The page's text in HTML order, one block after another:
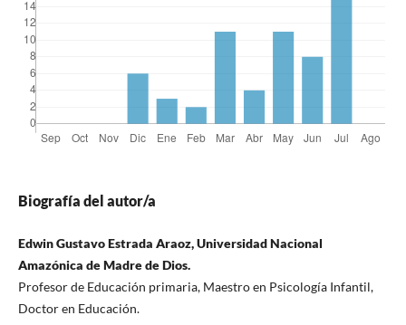
Biografía del autor/a
Edwin Gustavo Estrada Araoz, Universidad Nacional
Amazónica de Madre de Dios.
Profesor de Educación primaria, Maestro en Psicología Infantil,
Doctor en Educación.